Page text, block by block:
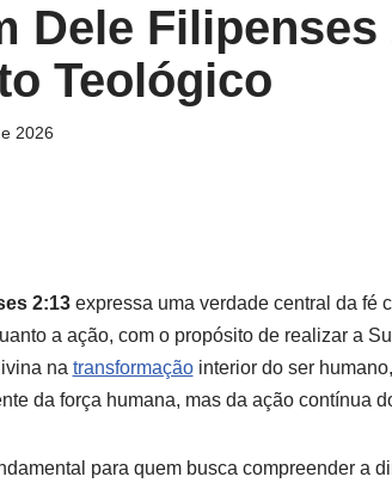
Dele
Teológico
2026
2:13expressa uma verdade central da fé
a ação, com o propósito de realizar a
na transformaçãointerior do ser
da força humana, mas da ação contínua
para quem busca compreender a